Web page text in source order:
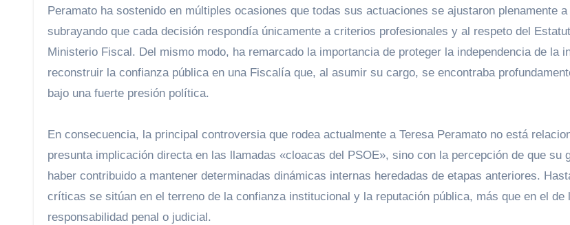
Peramato ha sostenido en múltiples ocasiones que todas sus actuaciones se ajustaron plenamente a
subrayando que cada decisión respondía únicamente a criterios profesionales y al respeto del
Ministerio Fiscal. Del mismo modo, ha remarcado la importancia de proteger la independencia de la
reconstruir la confianza pública en una Fiscalía que, al asumir su cargo, se encontraba
bajo una fuerte presión política.
En consecuencia, la principal controversia que rodea actualmente a Teresa Peramato no está
presunta implicación directa en las llamadas «cloacas del PSOE», sino con la percepción de que su
haber contribuido a mantener determinadas dinámicas internas heredadas de etapas anteriores.
críticas se sitúan en el terreno de la confianza institucional y la reputación pública, más que en el de
responsabilidad penal o judicial.